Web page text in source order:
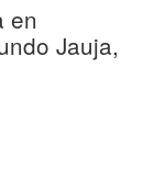
en
Jauja,